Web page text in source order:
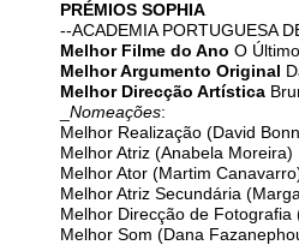
PRÉMIOS SOPHIA
--ACADEMIA PORTUGUESA
Melhor Filme do Ano O
Melhor Argumento Original
Melhor Direcção Artística
Nomeações:
Melhor Realização (David
Melhor Atriz (Anabela Moreira)
Melhor Ator (Martim
Melhor Atriz Secundária
Melhor Direcção de Fotografia
Melhor Som (Dana